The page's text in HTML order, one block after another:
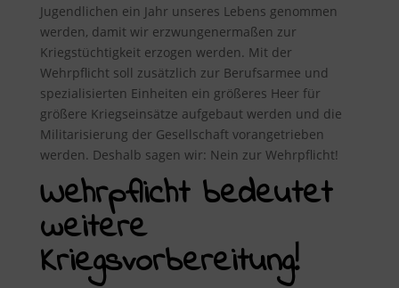
Jugendlichen ein Jahr unseres Lebens genommen
werden, damit wir erzwungenermaßen zur
Kriegstüchtigkeit erzogen werden. Mit der
Wehrpflicht soll zusätzlich zur Berufsarmee und
spezialisierten Einheiten ein größeres Heer für
größere Kriegseinsätze aufgebaut werden und die
Militarisierung der Gesellschaft vorangetrieben
werden. Deshalb sagen wir: Nein zur Wehrpflicht!
Wehrpflicht bedeutet
weitere
Kriegsvorbereitung!